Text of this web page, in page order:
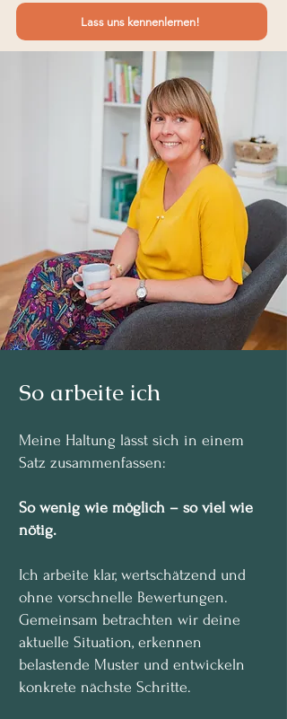
Lass uns kennenlernen!
So arbeite ich
Meine Haltung lässt sich in einem
Satz zusammenfassen:
So wenig wie möglich – so viel wie
nötig.
Ich arbeite klar, wertschätzend und
ohne vorschnelle Bewertungen.
Gemeinsam betrachten wir deine
aktuelle Situation, erkennen
belastende Muster und entwickeln
konkrete nächste Schritte.